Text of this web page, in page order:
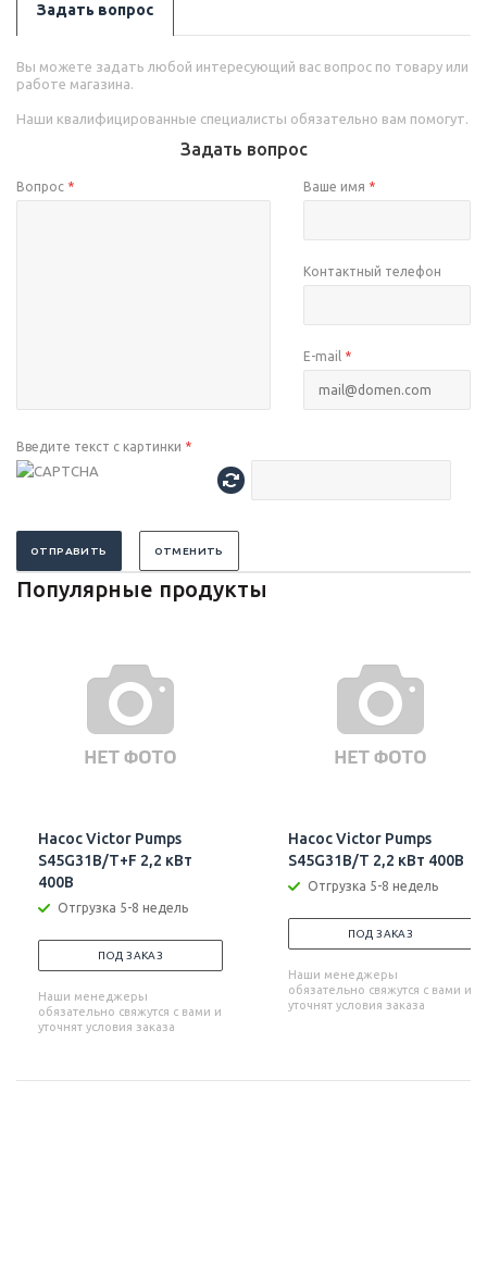
Задать вопрос
Вы можете задать любой интересующий вас вопрос по товару или
работе магазина.
Наши квалифицированные специалисты обязательно вам помогут.
Задать вопрос
Вопрос * Ваше имя *
Контактный телефон
E-mail *
Введите текст с картинки *
ОТПРАВИТЬ ОТМЕНИТЬ
Популярные продукты
Насос Victor Pumps
S45G31B/T+F 2,2 кВт
400В
Отгрузка 5-8 недель
ПОД ЗАКАЗ
Наши менеджеры
обязательно свяжутся с вами и
уточнят условия заказа
Насос Victor Pumps
S45G31B/T 2,2 кВт 400В
Отгрузка 5-8 недель
ПОД ЗАКАЗ
Наши менеджеры
обязательно свяжутся с вами и
уточнят условия заказа